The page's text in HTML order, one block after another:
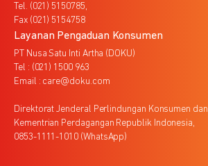
Tel. (021) 5150785,
Fax (021) 5154758
Layanan Pengaduan Konsumen
PT Nusa Satu Inti Artha (DOKU)
Tel : (021) 1500 963
Email : care@doku.com
Direktorat Jenderal Perlindungan Konsumen
Kementrian Perdagangan Republik Indonesia,
0853-1111-1010 (WhatsApp)